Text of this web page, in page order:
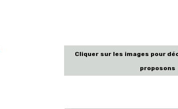
Cliquer sur les images pour
proposons